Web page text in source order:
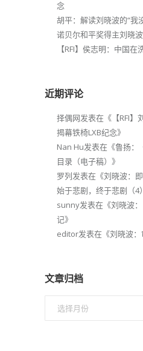
念
胡平：解读刘晓波的“
诺贝尔和平奖得主刘晓
【RFI】侯志明：中国
近期评论
择偶网发表在《 【RFI
揭幕铁椅LXB纪念》
Nan Hu发表在《鲁扬：
目录（电子稿） 》
罗列发表在《刘晓波：
始于悲剧，终于悲剧（4）
sunny发表在《刘晓波
记》
editor发表在《刘晓波
文章归档